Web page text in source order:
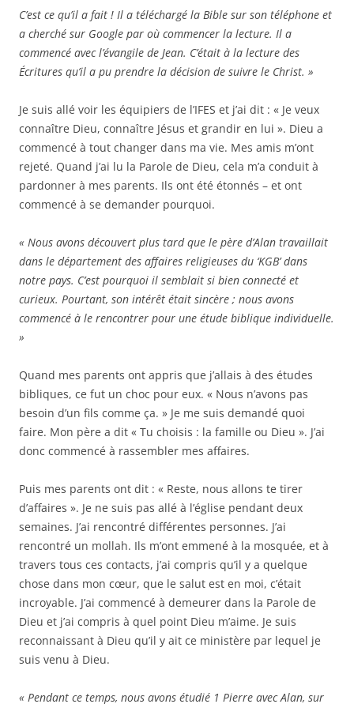
C’est ce qu’il a fait ! Il a téléchargé la Bible sur son téléphone et
a cherché sur Google par où commencer la lecture. Il a
commencé avec l’évangile de Jean. C’était à la lecture des
Écritures qu’il a pu prendre la décision de suivre le Christ. »
Je suis allé voir les équipiers de l’IFES et j’ai dit : « Je veux
connaître Dieu, connaître Jésus et grandir en lui ». Dieu a
commencé à tout changer dans ma vie. Mes amis m’ont
rejeté. Quand j’ai lu la Parole de Dieu, cela m’a conduit à
pardonner à mes parents. Ils ont été étonnés – et ont
commencé à se demander pourquoi.
« Nous avons découvert plus tard que le père d’Alan travaillait
dans le département des affaires religieuses du ‘KGB’ dans
notre pays. C’est pourquoi il semblait si bien connecté et
curieux. Pourtant, son intérêt était sincère ; nous avons
commencé à le rencontrer pour une étude biblique individuelle.
»
Quand mes parents ont appris que j’allais à des études
bibliques, ce fut un choc pour eux. « Nous n’avons pas
besoin d’un fils comme ça. » Je me suis demandé quoi
faire. Mon père a dit « Tu choisis : la famille ou Dieu ». J’ai
donc commencé à rassembler mes affaires.
Puis mes parents ont dit : « Reste, nous allons te tirer
d’affaires ». Je ne suis pas allé à l’église pendant deux
semaines. J’ai rencontré différentes personnes. J’ai
rencontré un mollah. Ils m’ont emmené à la mosquée, et à
travers tous ces contacts, j’ai compris qu’il y a quelque
chose dans mon cœur, que le salut est en moi, c’était
incroyable. J’ai commencé à demeurer dans la Parole de
Dieu et j’ai compris à quel point Dieu m’aime. Je suis
reconnaissant à Dieu qu’il y ait ce ministère par lequel je
suis venu à Dieu.
« Pendant ce temps, nous avons étudié 1 Pierre avec Alan, sur